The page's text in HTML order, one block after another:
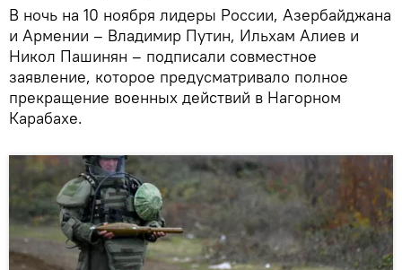
В ночь на 10 ноября лидеры России, Азербайджана
и Армении – Владимир Путин, Ильхам Алиев и
Никол Пашинян – подписали совместное
заявление, которое предусматривало полное
прекращение военных действий в Нагорном
Карабахе.